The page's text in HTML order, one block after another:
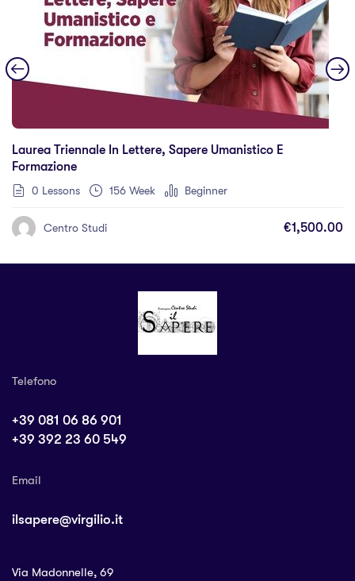
Laurea Triennale In Lettere, Sapere Umanistico E
Formazione
0 Lessons 156 Week Beginner
Centro Studi €1,500.00
Telefono
+39 081 06 86 901
+39 392 23 60 549
Email
ilsapere@virgilio.it
Via Madonnelle, 69